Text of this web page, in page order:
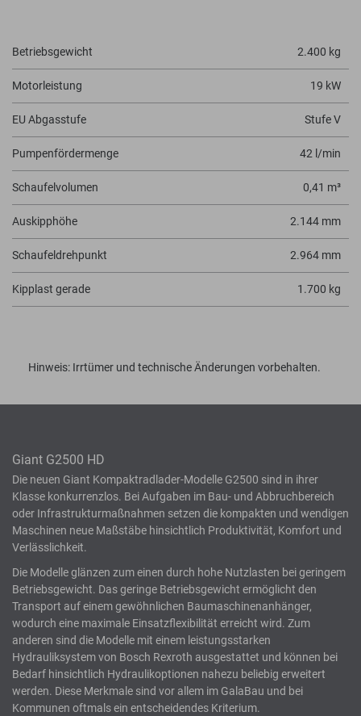
Betriebsgewicht 2.400 kg
Motorleistung 19 kW
EU Abgasstufe Stufe V
Pumpenfördermenge 42 l/min
Schaufelvolumen 0,41 m³
Auskipphöhe 2.144 mm
Schaufeldrehpunkt 2.964 mm
Kipplast gerade 1.700 kg
Hinweis: Irrtümer und technische Änderungen vorbehalten.
Giant G2500 HD
Die neuen Giant Kompaktradlader-Modelle G2500 sind in ihrer
Klasse konkurrenzlos. Bei Aufgaben im Bau- und Abbruchbereich
oder Infrastrukturmaßnahmen setzen die kompakten und wendigen
Maschinen neue Maßstäbe hinsichtlich Produktivität, Komfort und
Verlässlichkeit.
Die Modelle glänzen zum einen durch hohe Nutzlasten bei geringem
Betriebsgewicht. Das geringe Betriebsgewicht ermöglicht den
Transport auf einem gewöhnlichen Baumaschinenanhänger,
wodurch eine maximale Einsatzflexibilität erreicht wird. Zum
anderen sind die Modelle mit einem leistungsstarken
Hydrauliksystem von Bosch Rexroth ausgestattet und können bei
Bedarf hinsichtlich Hydraulikoptionen nahezu beliebig erweitert
werden. Diese Merkmale sind vor allem im GalaBau und bei
Kommunen oftmals ein entscheidendes Kriterium.